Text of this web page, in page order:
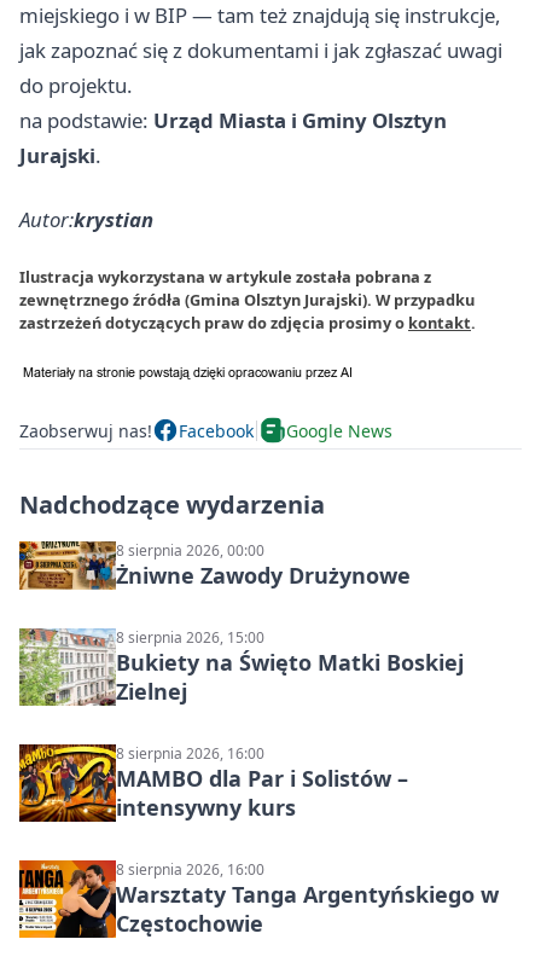
miejskiego i w BIP — tam też znajdują się instrukcje,
jak zapoznać się z dokumentami i jak zgłaszać uwagi
do projektu.
na podstawie: Urząd Miasta i Gminy Olsztyn
Jurajski.
Autor:krystian
Ilustracja wykorzystana w artykule została pobrana z
zewnętrznego źródła (Gmina Olsztyn Jurajski). W przypadku
zastrzeżeń dotyczących praw do zdjęcia prosimy o kontakt.
Zaobserwuj nas! Facebook Google News
Nadchodzące wydarzenia
8 sierpnia 2026, 00:00
Żniwne Zawody Drużynowe
8 sierpnia 2026, 15:00
Bukiety na Święto Matki Boskiej
Zielnej
8 sierpnia 2026, 16:00
MAMBO dla Par i Solistów –
intensywny kurs
8 sierpnia 2026, 16:00
Warsztaty Tanga Argentyńskiego w
Częstochowie